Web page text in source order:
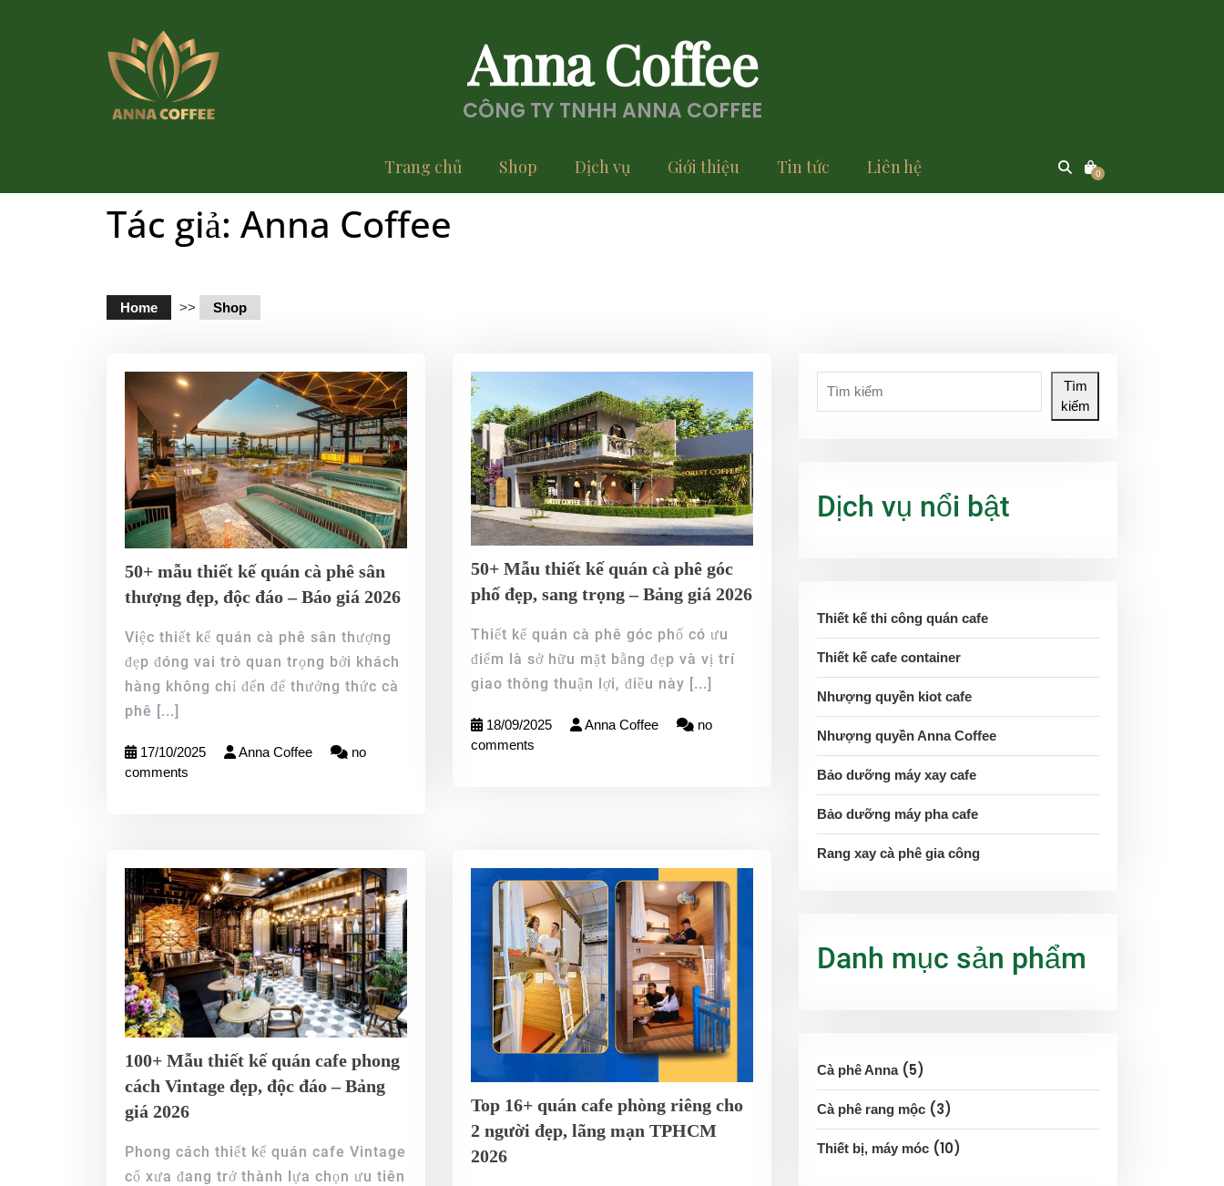
Anna Coffee
CÔNG TY TNHH ANNA COFFEE
Trang chủ Shop Dịch vụ Giới thiệu Tin tức Liên hệ 0
Tác giả: Anna Coffee
Home >> Shop
50+ mẫu thiết kế quán cà phê sân
thượng​ đẹp, độc đáo – Báo giá 2026
Việc thiết kế quán cà phê sân thượng
đẹp đóng vai trò quan trọng bởi khách
hàng không chỉ đến để thưởng thức cà
phê [...]
17/10/2025 Anna Coffee
no
comments
50+ Mẫu thiết kế quán cà phê góc
phố đẹp, sang trọng – Bảng giá 2026
Thiết kế quán cà phê góc phố có ưu
điểm là sở hữu mặt bằng đẹp và vị trí
giao thông thuận lợi, điều này [...]
18/09/2025 Anna Coffee
no
comments
100+ Mẫu thiết kế quán cafe phong
cách Vintage đẹp, độc đáo – Bảng
giá 2026
Phong cách thiết kế quán cafe Vintage
cổ xưa đang trở thành lựa chọn ưu tiên
Top 16+ quán cafe phòng riêng cho
2 người đẹp, lãng mạn TPHCM
2026
Tìm
kiếm
Dịch vụ nổi bật
Thiết kế thi công quán cafe
Thiết kế cafe container
Nhượng quyền kiot cafe
Nhượng quyền Anna Coffee
Bảo dưỡng máy xay cafe
Bảo dưỡng máy pha cafe
Rang xay cà phê gia công
Danh mục sản phẩm
Cà phê Anna 5
Cà phê rang mộc 3
Thiết bị, máy móc 10